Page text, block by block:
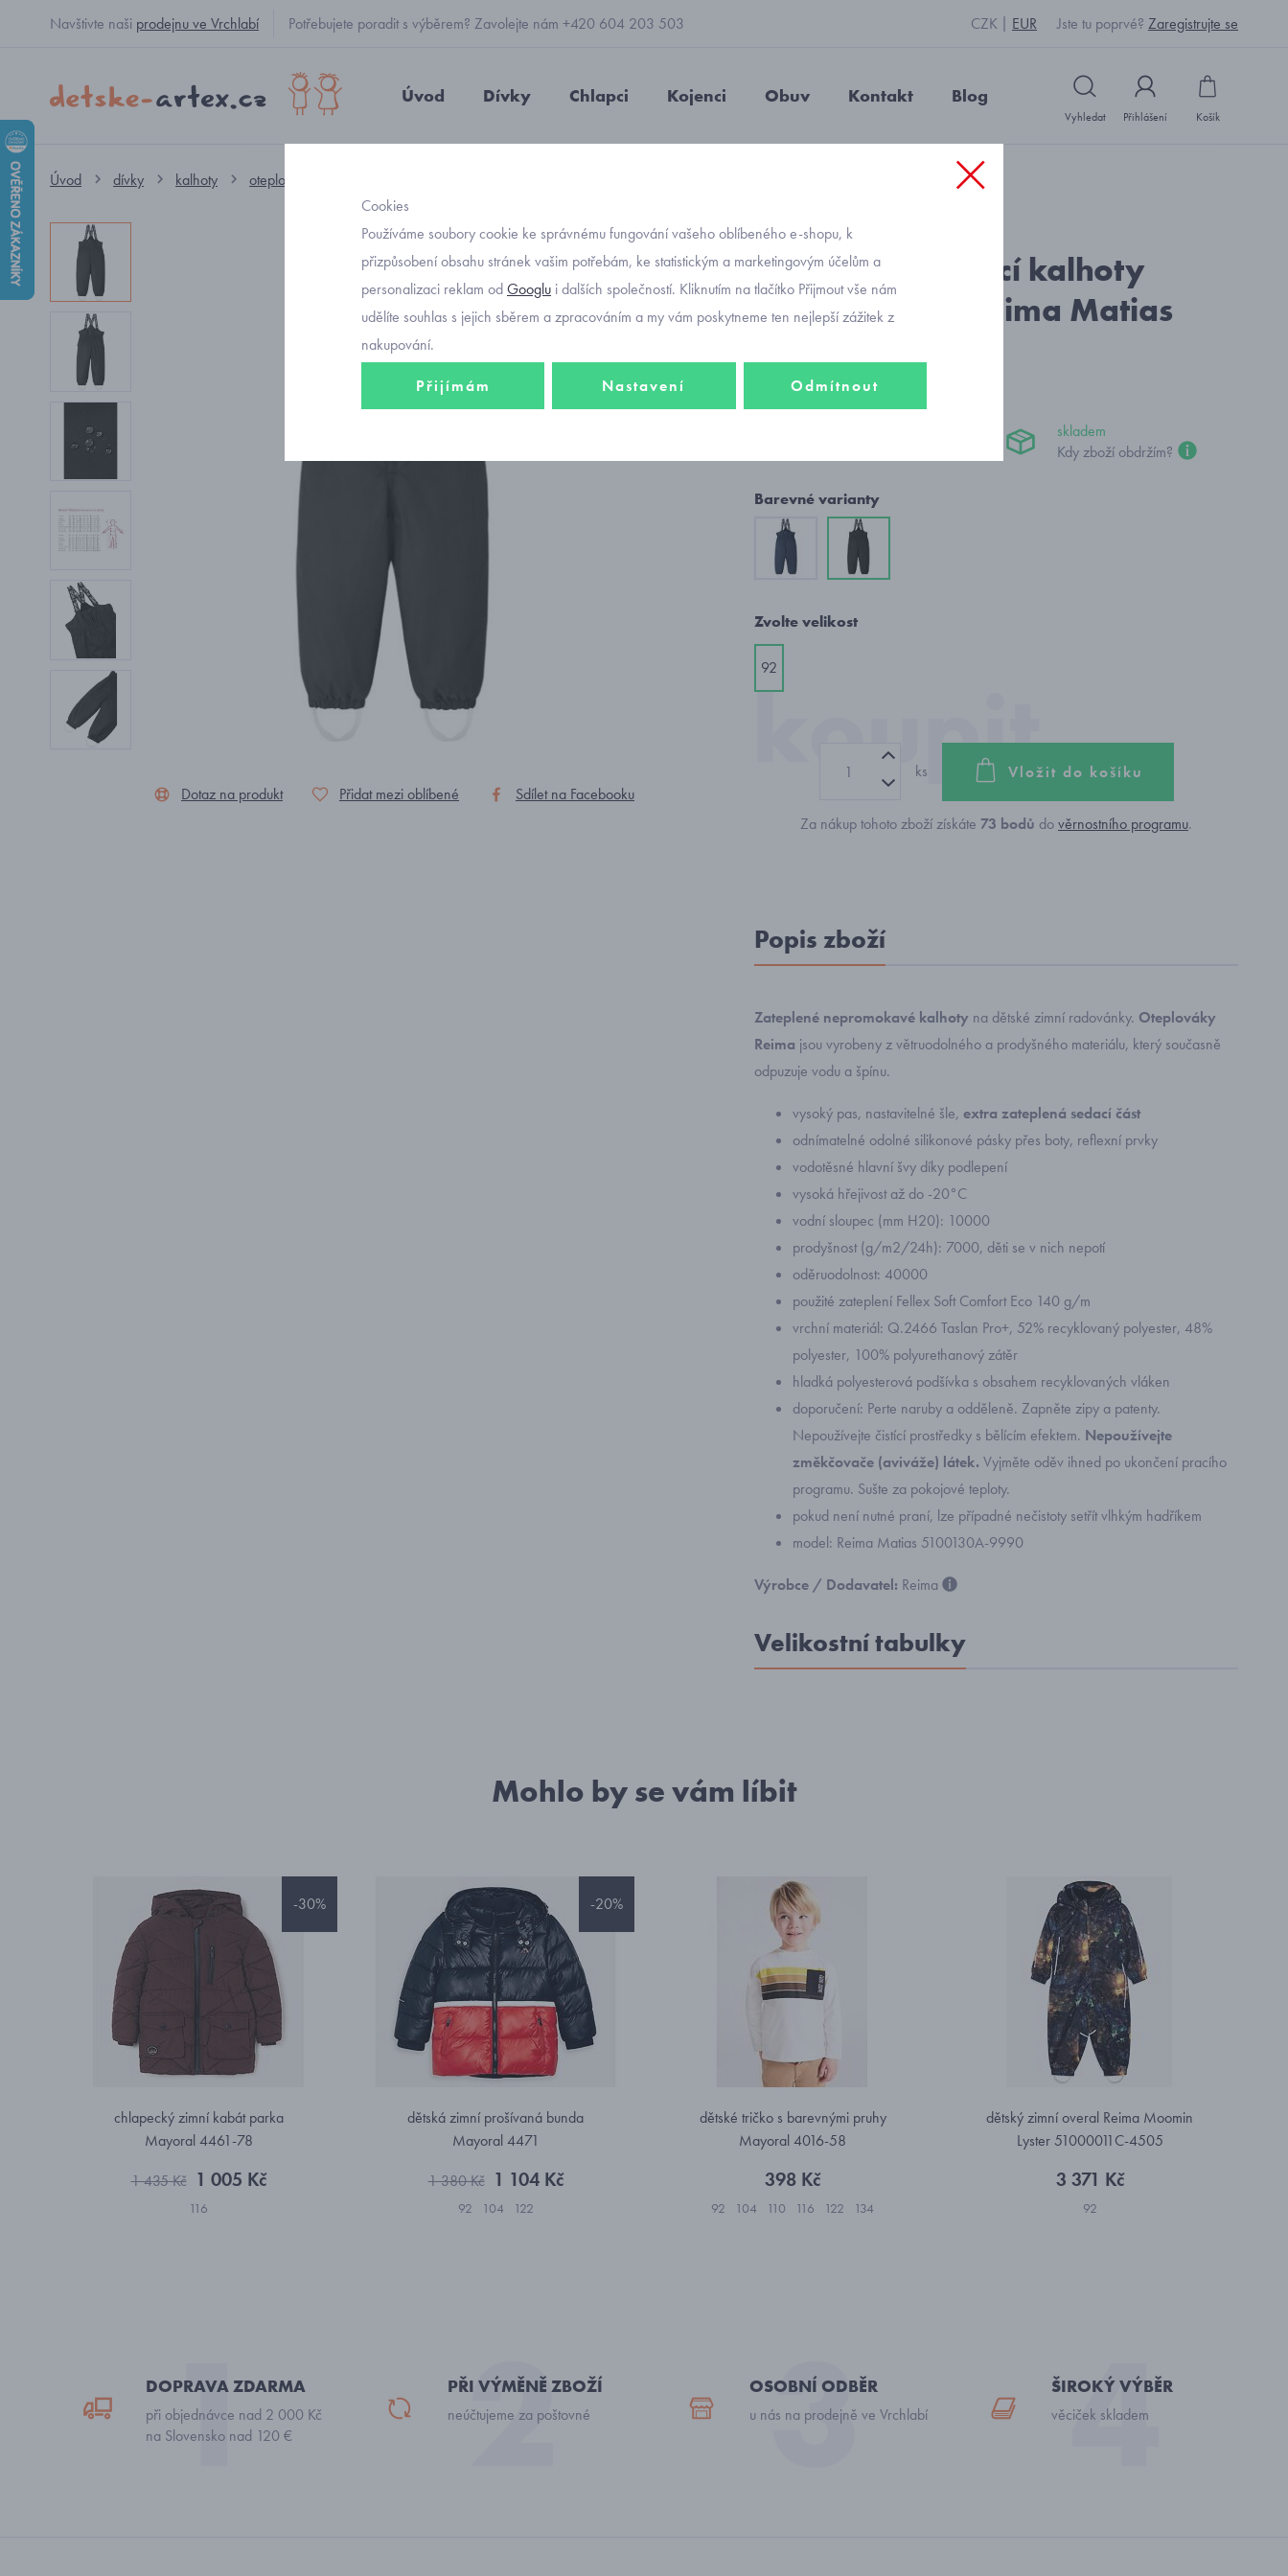
Navštivte naši prodejnu ve Vrchlabí Potřebujete poradit s výběrem? Zavolejte nám +420 604 203 503 CZK EUR Jste tu poprvé? Zaregistrujte se
Úvod Dívky Chlapci Kojenci Obuv Kontakt Blog
Vyhledat Přihlášení Košík
Úvod dívky kalhoty oteplováky
Dotaz na produkt Přidat mezi oblíbené Sdílet na Facebooku
Objednávací kód: S2512_černá
dětské oteplovací kalhoty
membránové Reima Matias
skladem
Kdy zboží obdržím?
Barevné varianty
Zvolte velikost
92
ks Vložit do košíku
Za nákup tohoto zboží získáte 73 bodů dověrnostního programu.
Popis zboží
Zateplené nepromokavé kalhoty na dětské zimní radovánky. Oteplováky
Reima jsou vyrobeny z větruodolného a prodyšného materiálu, který současně
odpuzuje vodu a špínu.
vysoký pas, nastavitelné šle, extra zateplená sedací část
odnímatelné odolné silikonové pásky přes boty, reflexní prvky
vodotěsné hlavní švy díky podlepení
vysoká hřejivost až do -20°C
vodní sloupec (mm H20): 10000
prodyšnost (g/m2/24h): 7000, děti se v nich nepotí
oděruodolnost: 40000
použité zateplení Fellex Soft Comfort Eco 140 g/m
vrchní materiál: Q.2466 Taslan Pro+, 52% recyklovaný polyester, 48%
polyester, 100% polyurethanový zátěr
hladká polyesterová podšívka s obsahem recyklovaných vláken
doporučení: Perte naruby a odděleně. Zapněte zipy a patenty.
Nepoužívejte čistící prostředky s bělícím efektem. Nepoužívejte
změkčovače (aviváže) látek. Vyjměte oděv ihned po ukončení pracího
programu. Sušte za pokojové teploty.
pokud není nutné praní, lze případné nečistoty setřít vlhkým hadříkem
model: Reima Matias 5100130A-9990
Výrobce / Dodavatel: Reima
Velikostní tabulky
Mohlo by se vám líbit
-30%
chlapecký zimní kabát parka
Mayoral 4461-78
1 435 Kč 1 005 Kč
116
-20%
dětská zimní prošívaná bunda
Mayoral 4471
1 380 Kč 1 104 Kč
92 104 122
dětské tričko s barevnými pruhy
Mayoral 4016-58
398 Kč
92 104 110 116 122 134
dětský zimní overal Reima Moomin
Lyster 51000011C-4505
3 371 Kč
92
DOPRAVA ZDARMA
při objednávce nad 2 000 Kč
na Slovensko nad 120 €
PŘI VÝMĚNĚ ZBOŽÍ
neúčtujeme za poštovné
OSOBNÍ ODBĚR
u nás na prodejně ve Vrchlabí
ŠIROKÝ VÝBĚR
věciček skladem
Cookies
Používáme soubory cookie ke správnému fungování vašeho oblíbeného e-shopu, k
přizpůsobení obsahu stránek vašim potřebám, ke statistickým a marketingovým účelům a
personalizaci reklam odGooglu i dalších společností. Kliknutím na tlačítko Přijmout vše nám
udělíte souhlas s jejich sběrem a zpracováním a my vám poskytneme ten nejlepší zážitek z
nakupování.
Přijímám Nastavení Odmítnout